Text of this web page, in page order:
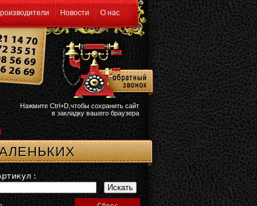
Новости О нас
Нажмите Ctrl+D,чтобы сохранить сайт
в закладку вашего браузера
: